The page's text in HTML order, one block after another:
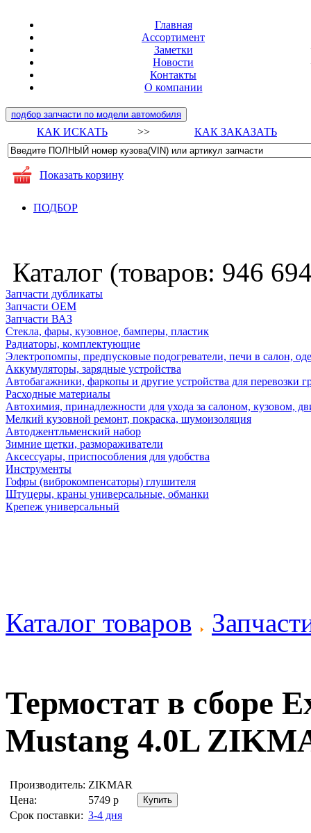
Главная
Ассортимент
Заметки
Новости
Контакты
О компании
подбор запчасти по модели автомобиля
КАК ИСКАТЬ >> КАК ЗАКАЗАТЬ
Показать корзину
ПОДБОР
Каталог (товаров: 946
Запчасти дубликаты
Запчасти ОЕМ
Запчасти ВАЗ
Стекла, фары, кузовное, бамперы, пластик
Радиаторы, комплектующие
Электропомпы, предпусковые подогреватели, печи в салон,
Аккумуляторы, зарядные устройства
Автобагажники, фаркопы и другие устройства для перевозки
Расходные материалы
Автохимия, принадлежности для ухода за салоном, кузовом,
Мелкий кузовной ремонт, покраска, шумоизоляция
Автоджентльменский набор
Зимние щетки, размораживатели
Аксессуары, приспособления для удобства
Инструменты
Гофры (виброкомпенсаторы) глушителя
Штуцеры, краны универсальные, обманки
Крепеж универсальный
Каталог товаров
Термостат в сборе
Mustang 4.0L
Производитель: ZIKMAR
Цена:
5749 р
Срок поставки: 3-4 дня